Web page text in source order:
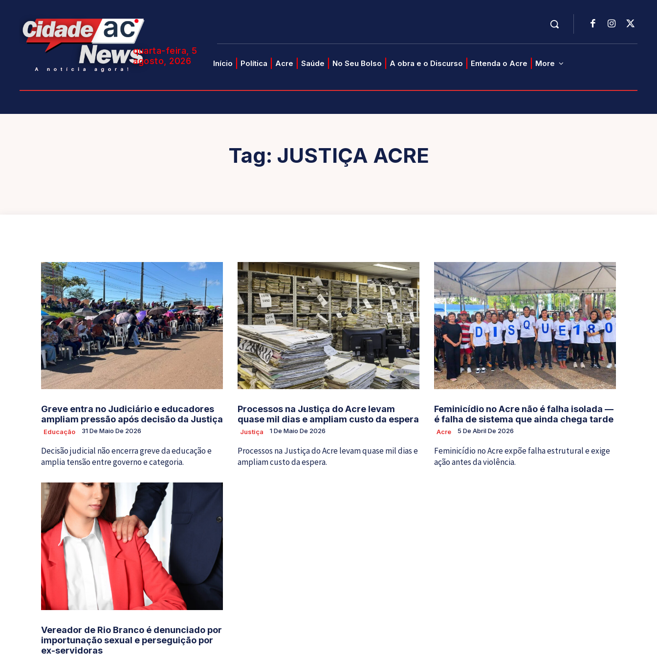
quarta-feira, 5
agosto, 2026
Início Política Acre Saúde No Seu Bolso A obra e o Discurso Entenda o Acre More
Tag: JUSTIÇA ACRE
Greve entra no Judiciário e educadores
ampliam pressão após decisão da Justiça
Educação 31 De Maio De 2026
Decisão judicial não encerra greve da educação e
amplia tensão entre governo e categoria.
Processos na Justiça do Acre levam
quase mil dias e ampliam custo da espera
Justiça 1 De Maio De 2026
Processos na Justiça do Acre levam quase mil dias e
ampliam custo da espera.
Feminicídio no Acre não é falha isolada —
é falha de sistema que ainda chega tarde
Acre 5 De Abril De 2026
Feminicídio no Acre expõe falha estrutural e exige
ação antes da violência.
Vereador de Rio Branco é denunciado por
importunação sexual e perseguição por
ex-servidoras